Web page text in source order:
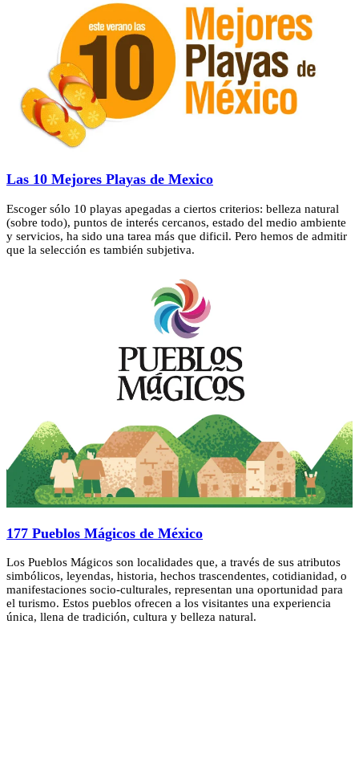
Las 10 Mejores Playas de Mexico
Escoger sólo 10 playas apegadas a ciertos criterios: belleza natural
(sobre todo), puntos de interés cercanos, estado del medio ambiente
y servicios, ha sido una tarea más que dificil. Pero hemos de admitir
que la selección es también subjetiva.
177 Pueblos Mágicos de México
Los Pueblos Mágicos son localidades que, a través de sus atributos
simbólicos, leyendas, historia, hechos trascendentes, cotidianidad, o
manifestaciones socio-culturales, representan una oportunidad para
el turismo. Estos pueblos ofrecen a los visitantes una experiencia
única, llena de tradición, cultura y belleza natural.